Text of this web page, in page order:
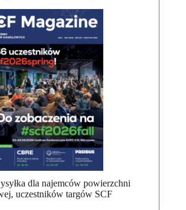
dla najemców powierzchni
uczestników targów SCF